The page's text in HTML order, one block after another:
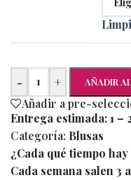
- + AÑADIR
Añadir a pre-
Entrega estimada:1 –
Categoría: Blusas
¿Cada qué tiempo
Cada semana salen 3